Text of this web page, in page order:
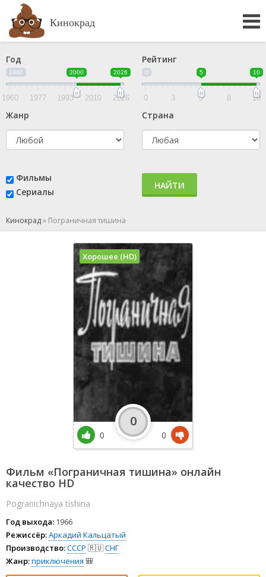
Кинокрад
Год
1960 2000 2026
1960 1977 1993 2010 2026
Рейтинг
0 5 10
0 3 5 8 10
Жанр Страна
Фильмы
Сериалы
НАЙТИ
Кинокрад» Пограничная тишина
Фильм «Пограничная тишина» онлайн
качество HD
Pogranichnaya tishina
Год выхода: 1966
Режиссёр:Аркадий Кальцатый
Производство:СССР 🇷🇺СНГ
Жанр:приключения 🎒
Хорошее (HD)
0
0
0